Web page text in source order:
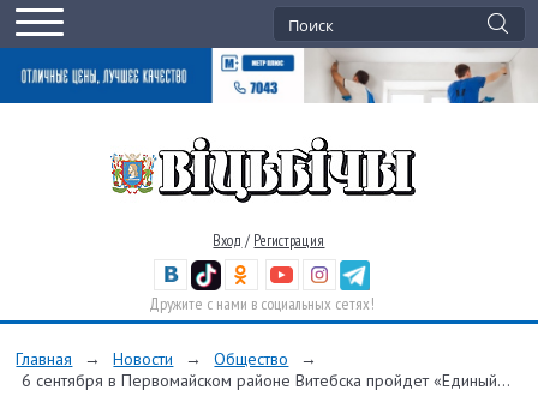
Вход / Регистрация
Дружите с нами в социальных сетях!
Главная → Новости → Общество
→
6 сентября в Первомайском районе Витебска пройдет «Единый...